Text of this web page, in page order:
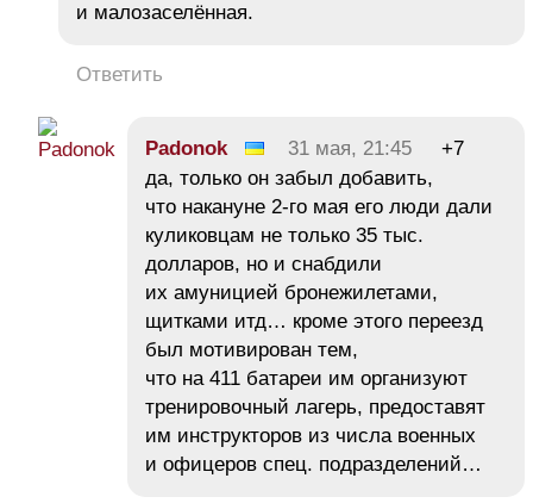
и малозаселённая.
Ответить
Padonok 31 мая, 21:45
+7
да, только он забыл добавить,
что накануне 2-го мая его люди дали
куликовцам не только 35 тыс.
долларов, но и снабдили
их амуницией бронежилетами,
щитками итд… кроме этого переезд
был мотивирован тем,
что на 411 батареи им организуют
тренировочный лагерь, предоставят
им инструкторов из числа военных
и офицеров спец. подразделений…